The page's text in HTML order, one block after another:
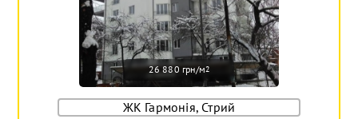
26 880 грн/м2
ЖК Гармонія, Стрий